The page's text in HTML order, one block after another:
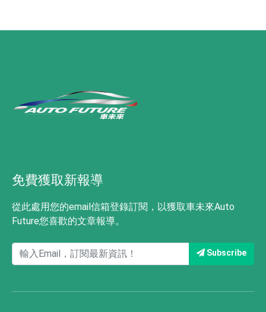
免費獲取新報導
從此處用您的email信箱登錄訂閱，以獲取車未來Auto
Future您喜歡的文章報導。
Subscribe